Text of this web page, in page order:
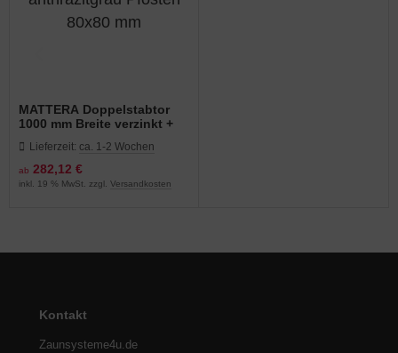
MATTERA Doppelstabtor
1000 mm Breite verzinkt +
mmLieferzeit: ca. 1-2 Wochen
ab 282,12 €
inkl. 19 % MwSt. zzgl. Versandkosten
Kontakt
Zaunsysteme4u.de